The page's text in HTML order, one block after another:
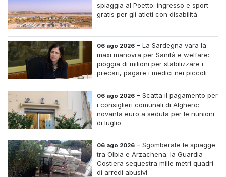
spiaggia al Poetto: ingresso e sport
gratis per gli atleti con disabilità
06 ago 2026 -La Sardegna vara la
maxi manovra per Sanità e welfare:
pioggia di milioni per stabilizzare i
precari, pagare i medici nei piccoli
06 ago 2026 -Scatta il pagamento per
i consiglieri comunali di Alghero:
novanta euro a seduta per le riunioni
di luglio
06 ago 2026 -Sgomberate le spiagge
tra Olbia e Arzachena: la Guardia
Costiera sequestra mille metri quadri
di arredi abusivi